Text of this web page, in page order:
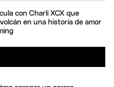
con Charli XCX que
en una historia de amor